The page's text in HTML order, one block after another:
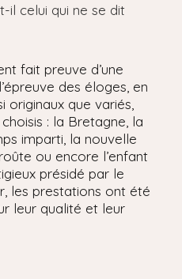
il celui qui ne se dit
fait preuve d’une
des éloges, en
originaux que variés,
: la Bretagne, la
imparti, la nouvelle
ou encore l’enfant
présidé par le
les prestations ont été
leur qualité et leur